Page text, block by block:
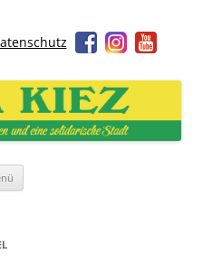
Kiez
eine solidarische Stadt